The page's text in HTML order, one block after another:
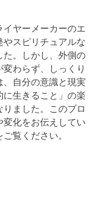
ヤーメーカーのエ
やスピリチュアルな
た。しかし、外側の
わらず、しっくり
自分の意識と現実
生きること」の楽
ました。このブロ
変化をお伝えしてい
ご覧ください。